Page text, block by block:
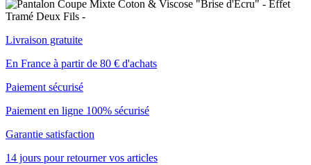
Livraison gratuite
En France à partir de 80 € d'achats
Paiement sécurisé
Paiement en ligne 100% sécurisé
Garantie satisfaction
14 jours pour retourner vos articles